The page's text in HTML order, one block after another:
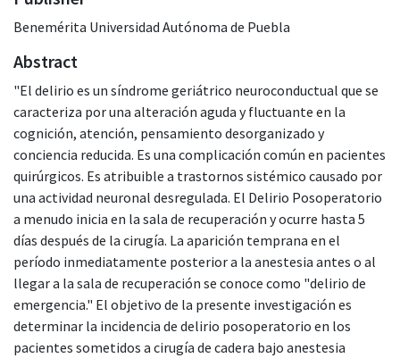
Benemérita Universidad Autónoma de Puebla
Abstract
"El delirio es un síndrome geriátrico neuroconductual que se
caracteriza por una alteración aguda y fluctuante en la
cognición, atención, pensamiento desorganizado y
conciencia reducida. Es una complicación común en pacientes
quirúrgicos. Es atribuible a trastornos sistémico causado por
una actividad neuronal desregulada. El Delirio Posoperatorio
a menudo inicia en la sala de recuperación y ocurre hasta 5
días después de la cirugía. La aparición temprana en el
período inmediatamente posterior a la anestesia antes o al
llegar a la sala de recuperación se conoce como "delirio de
emergencia." El objetivo de la presente investigación es
determinar la incidencia de delirio posoperatorio en los
pacientes sometidos a cirugía de cadera bajo anestesia